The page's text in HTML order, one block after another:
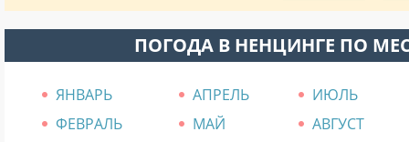
ПОГОДА В НЕНЦИНГЕ ПО
ЯНВАРЬ АПРЕЛЬ
ИЮЛЬ
ФЕВРАЛЬ
МАЙ
АВГУСТ